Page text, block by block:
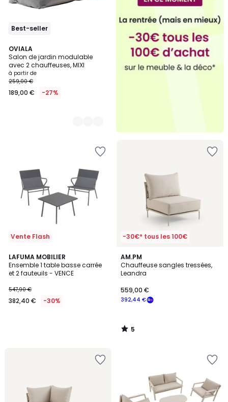
Best-seller
OVIALA
Salon de jardin modulable
avec 2 chauffeuses, MIXI
à partir de
259,00 €
189,00 € -27%
4
Couleurs
Vente Flash
LAFUMA MOBILIER
Ensemble 1 table basse carrée
et 2 fauteuils - VENCE
547,90 €
382,40 € -30%
-30€* tous les 100€
AM.PM
Chauffeuse sangles tressées,
Leandra
392,44 €
559,00 €
5
/
5
5
/